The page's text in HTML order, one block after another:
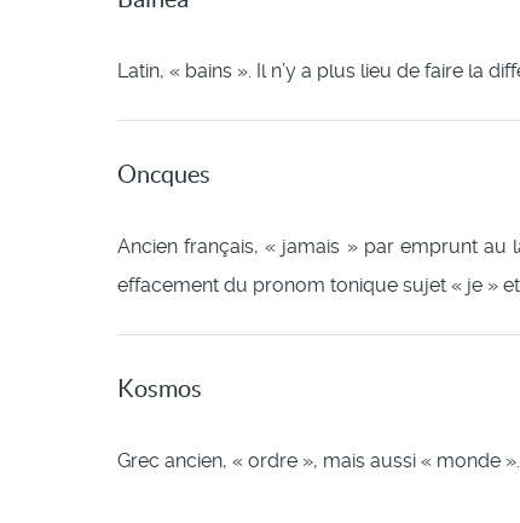
Latin, « bains ». Il n’y a plus lieu de faire la
Oncques
Ancien français, « jamais » par emprunt au
effacement du pronom tonique sujet « je »
Kosmos
Grec ancien, « ordre », mais aussi « monde ».